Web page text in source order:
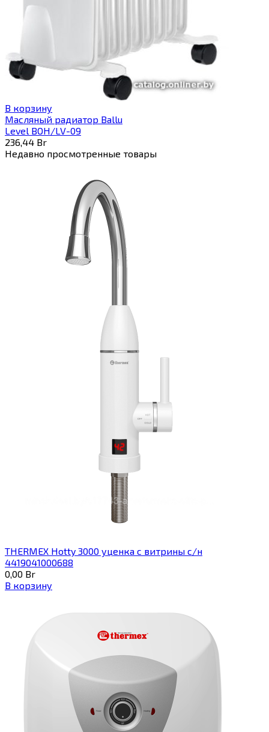
В корзину
Масляный радиатор Ballu
Level BOH/LV-09
236,44 Br
Недавно просмотренные товары
THERMEX Hotty 3000 уценка с витрины с/н
4419041000688
0,00 Br
В корзину